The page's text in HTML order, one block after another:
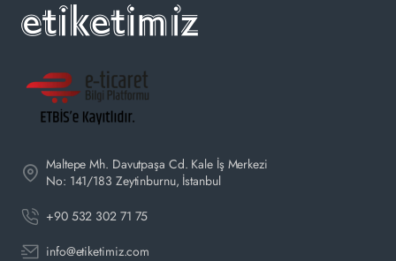
Maltepe Mh. Davutpaşa Cd. Kale İş Merkezi
No: 141/183 Zeytinburnu, İstanbul
+90 532 302 71 75
info@etiketimiz.com